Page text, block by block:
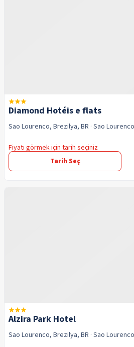
Diamond Hotéis e flats
Sao Lourenco, Brezilya, BR · Sao Lourenco
Fiyatı görmek için tarih seçiniz
Tarih Seç
Alzira Park Hotel
Sao Lourenco, Brezilya, BR · Sao Lourenco